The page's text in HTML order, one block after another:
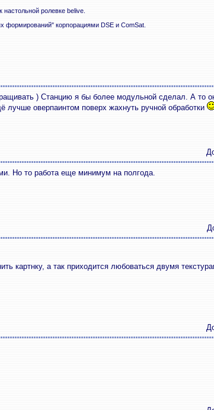
ролевке belive.
формирований" корпорациями DSE и ComSat.
) Станцию я бы более модульной сделал. А то
лучше оверпаинтом поверх жахнуть ручной обработки
Но то работа еще минимум на полгода.
картнку, а так приходится любоваться двумя